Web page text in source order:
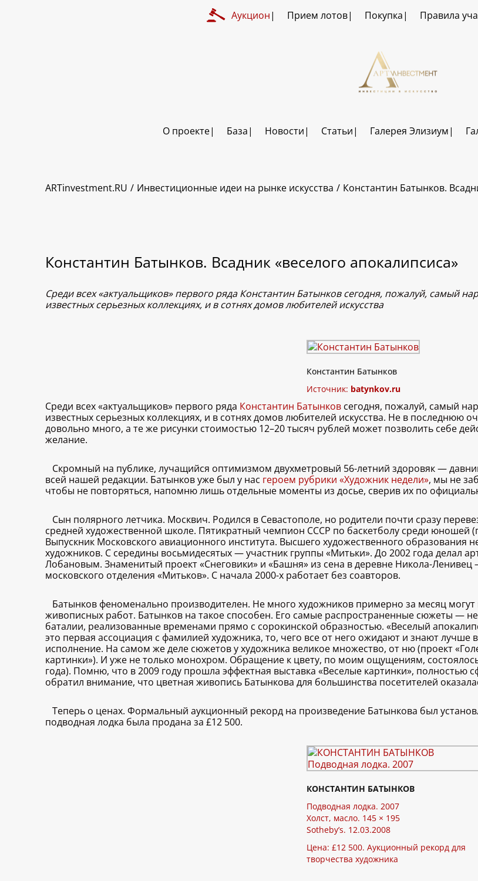
Аукцион Прием лотов Покупка Правила
О проекте База Новости Статьи Галерея Элизиум
ARTinvestment.RU Инвестиционные идеи на рынке искусства Константин Батынков.
Константин Батынков. Всадник «веселого апокалипсиса»
Среди всех «актуальщиков» первого ряда Константин Батынков сегодня, пожалуй, самый
известных серьезных коллекциях, и в сотнях домов любителей искусства
Константин Батынков
Источник: batynkov.ru
Среди всех «актуальщиков» первого ряда Константин Батынков сегодня, пожалуй, самый
известных серьезных коллекциях, и в сотнях домов любителей искусства. Не в последнюю
довольно много, а те же рисунки стоимостью 12–20 тысяч рублей может позволить себе
желание.
Скромный на публике, лучащийся оптимизмом двухметровый 56-летний здоровяк —
всей нашей редакции. Батынков уже был у нас героем рубрики «Художник недели», мы не
чтобы не повторяться, напомню лишь отдельные моменты из досье, сверив их по
Сын полярного летчика. Москвич. Родился в Севастополе, но родители почти сразу
средней художественной школе. Пятикратный чемпион СССР по баскетболу среди юношей
Выпускник Московского авиационного института. Высшего художественного образования
художников. С середины восьмидесятых — участник группы «Митьки». До 2002 года делал
Лобановым. Знаменитый проект «Снеговики» и «Башня» из сена в деревне Никола-Ленивец
московского отделения «Митьков». С начала 2000-х работает без соавторов.
Батынков феноменально производителен. Не много художников примерно за месяц могут
живописных работ. Батынков на такое способен. Его самые распространенные сюжеты —
баталии, реализованные временами прямо с сорокинской образностью. «Веселый
это первая ассоциация с фамилией художника, то, чего все от него ожидают и знают
исполнение. На самом же деле сюжетов у художника великое множество, от ню (проект
картинки»). И уже не только монохром. Обращение к цвету, по моим ощущениям,
года). Помню, что в 2009 году прошла эффектная выставка «Веселые картинки»,
обратил внимание, что цветная живопись Батынкова для большинства посетителей
Теперь о ценах. Формальный аукционный рекорд на произведение Батынкова был
подводная лодка была продана за £12 500.
КОНСТАНТИН БАТЫНКОВ
Подводная лодка. 2007
Холст, масло. 145 × 195
Sotheby’s. 12.03.2008
Цена: £12 500. Аукционный рекорд для
творчества художника